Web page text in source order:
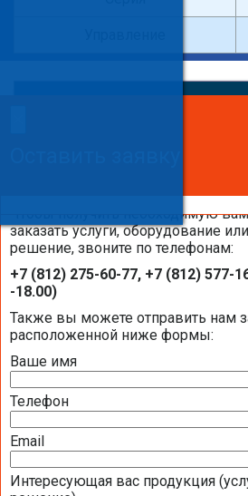
Оставить
Чтобы получить необходимую
заказать услуги, оборудование
решение, звоните по телефонам:
+7 (812) 275-60-77, +7 (812) 577-
-18.00)
Также вы можете отправить нам
расположенной ниже формы:
Ваше имя
Телефон
Email
Интересующая вас продукция
Каталоги и брошюры
Общая информация BELIMO
Презентация компании
МБ)
Полная номенклатура
Приводы для воздушных